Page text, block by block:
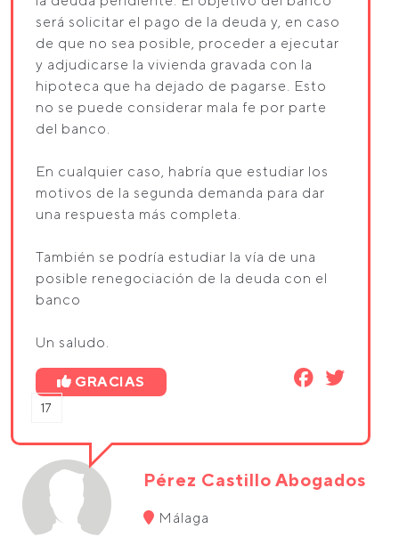
será solicitar el pago de la deuda y, en caso
de que no sea posible, proceder a ejecutar
y adjudicarse la vivienda gravada con la
hipoteca que ha dejado de pagarse. Esto
no se puede considerar mala fe por parte
del banco.
En cualquier caso, habría que estudiar los
motivos de la segunda demanda para dar
una respuesta más completa.
También se podría estudiar la vía de una
posible renegociación de la deuda con el
banco
Un saludo.
GRACIAS
17
Pérez Castillo Abogados
Málaga